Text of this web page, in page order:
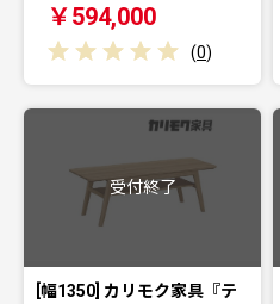
￥594,000
(0)
受付終了
[幅1350] カリモク家具『テ